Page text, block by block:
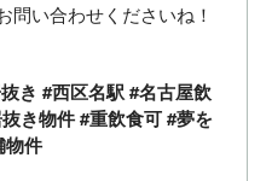
問い合わせくださいね！
き #西区名駅 #名古屋飲
き物件 #重飲食可 #夢を
物件